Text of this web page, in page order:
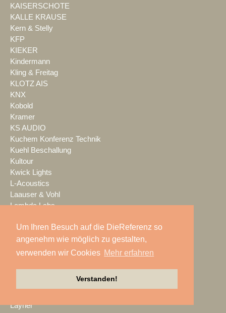
Um Ihren Besuch auf die DieReferenz so
angenehm wie möglich zu gestalten,
verwenden wir Cookies Mehr erfahren
Verstanden!
KAISERSCHOTE
KALLE KRAUSE
Kern & Stelly
KFP
KIEKER
Kindermann
Kling & Freitag
KLOTZ AIS
KNX
Kobold
Kramer
KS AUDIO
Kuchem Konferenz Technik
Kuehl Beschallung
Kultour
Kwick Lights
L-Acoustics
Laauser & Vohl
Lambda Labs
LANG ACADEMY
Laser Imagineering
Laserworld
Layher